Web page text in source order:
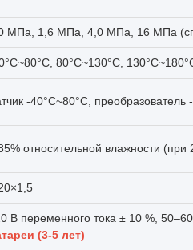
МПа, 1,6 МПа, 4,0 МПа, 16 МПа
80°C~130°C,
-40°C~80°C, преобразователь
относительной влажности (при
В переменного тока ± 10 %,
(3-5 лет)